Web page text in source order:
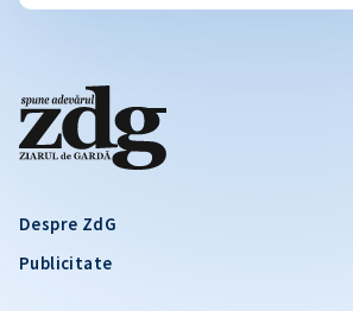
Despre ZdG
Publicitate